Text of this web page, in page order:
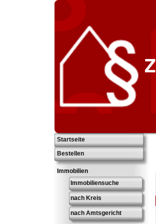
Startseite
Bestellen
Immobilien
Immobiliensuche
nach Kreis
nach Amtsgericht